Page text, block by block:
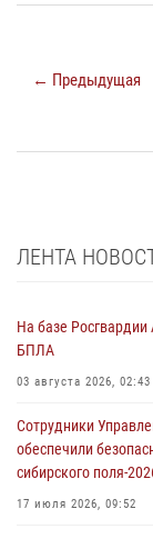
← Предыдущая
ЛЕНТА
На базе Росгвардии
БПЛА
03 августа 2026, 02:43
Сотрудники
обеспечили
сибирского поля-
17 июля 2026, 09:52